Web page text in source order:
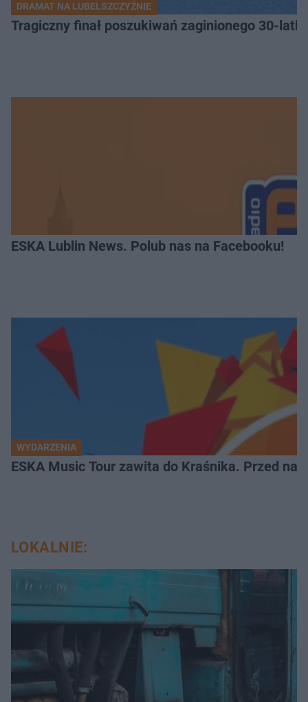
DRAMAT NA LUBELSZCZYŹNIE
Tragiczny finał poszukiwań zaginionego 30-
ESKA Lublin News. Polub nas na Facebooku!
WYDARZENIA
ESKA Music Tour zawita do Kraśnika. Przed
LOKALNIE: